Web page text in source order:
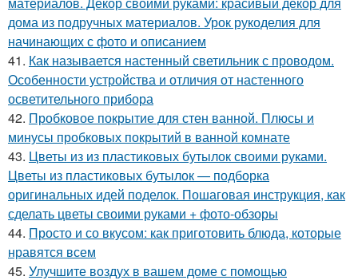
дома из подручных материалов. Урок рукоделия для
начинающих с фото и описанием
41. Как называется настенный светильник с проводом.
Особенности устройства и отличия от настенного
осветительного прибора
42. Пробковое покрытие для стен ванной. Плюсы и
минусы пробковых покрытий в ванной комнате
43. Цветы из из пластиковых бутылок своими руками.
Цветы из пластиковых бутылок — подборка
оригинальных идей поделок. Пошаговая инструкция, как
сделать цветы своими руками + фото-обзоры
44. Просто и со вкусом: как приготовить блюда, которые
нравятся всем
45. Улучшите воздух в вашем доме с помощью